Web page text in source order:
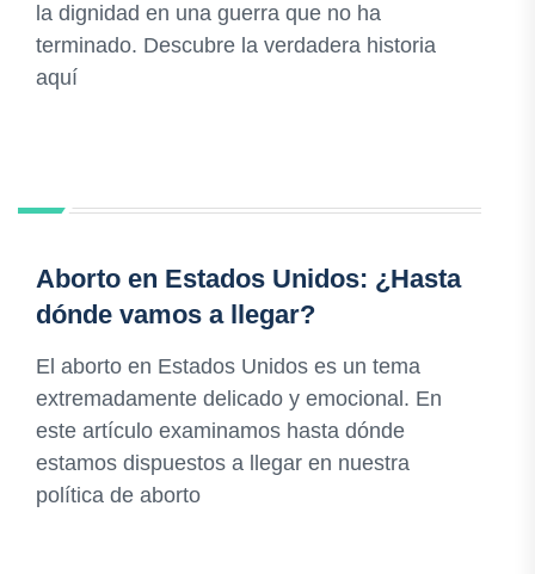
la dignidad en una guerra que no ha
terminado. Descubre la verdadera historia
aquí
Aborto en Estados Unidos: ¿Hasta
dónde vamos a llegar?
El aborto en Estados Unidos es un tema
extremadamente delicado y emocional. En
este artículo examinamos hasta dónde
estamos dispuestos a llegar en nuestra
política de aborto